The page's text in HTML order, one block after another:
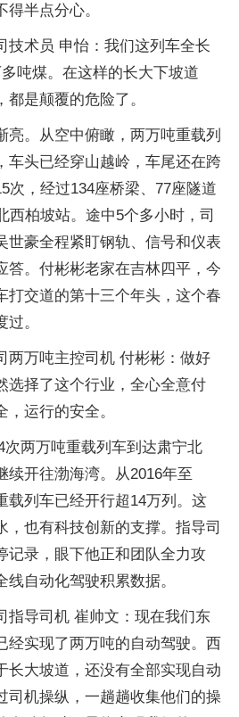
半点分心。
技术员 申怡：我们这列车全长
吨煤。在这样的长大下坡道
都是颠覆的危险了。
亮。从空中俯瞰，两万吨重载列
车头已经穿山越岭，车尾还在跨
次，经过134座桥梁、77座隧道
西柏坡站。途中5个多小时，司
世豪全程紧盯钢轨、信号和仪表
答。付彬彬老家在吉林四平，今
打交道的第十三个年头，这个春
。
两万吨主控司机 付彬彬：做好
选择了这个行业，全心全意付
运行的安全。
次两万吨重载列车到达肃宁北
续开往渤海湾。从2016年至
载列车已经开行超14万列。这
，也有科技创新的支撑。指导司
记录，眼下他正和团队全力攻
自动化驾驶积累数据。
指导司机 崔帅文：现在我们东
经实现了两万吨的自动驾驶。西
长大坡道，还没有全部实现自动
司机操纵，一趟趟收集他们的操